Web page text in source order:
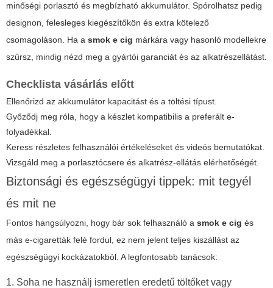
minőségi porlasztó és megbízható akkumulátor. Spórolhatsz pedig
designon, felesleges kiegészítőkön és extra kötelező
csomagoláson. Ha a smok e cig márkára vagy hasonló modellekre
szűrsz, mindig nézd meg a gyártói garanciát és az alkatrészellátást.
Checklista vásárlás előtt
Ellenőrizd az akkumulátor kapacitást és a töltési típust.
Győződj meg róla, hogy a készlet kompatibilis a preferált e-
folyadékkal.
Keress részletes felhasználói értékeléseket és videós bemutatókat.
Vizsgáld meg a porlasztócsere és alkatrész-ellátás elérhetőségét.
Biztonsági és egészségügyi tippek: mit tegyél
és mit ne
Fontos hangsúlyozni, hogy bár sok felhasználó a smok e cig és
más e-cigaretták felé fordul, ez nem jelent teljes kiszállást az
egészségügyi kockázatokból. A legfontosabb tanácsok:
1. Soha ne használj ismeretlen eredetű töltőket vagy